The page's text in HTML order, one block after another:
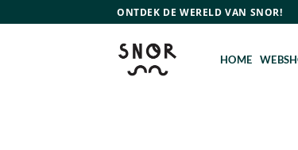
naar
ONTDEK DE WERELD VAN SNOR!
HOME